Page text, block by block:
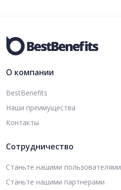
О компании
BestBenefits
Наши преимущества
Контакты
Сотрудничество
Станьте нашими пользователями
Станьте нашими партнерами